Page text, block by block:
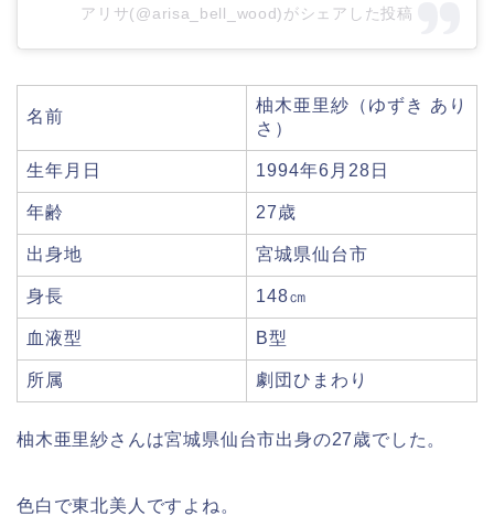
アリサ(@arisa_bell_wood)がシェアした投稿
名前
柚木亜里紗（ゆずき あり
さ）
生年月日 1994年6月28日
年齢 27歳
出身地 宮城県仙台市
身長 148㎝
血液型 B型
所属 劇団ひまわり
柚木亜里紗さんは宮城県仙台市出身の27歳でした。
色白で東北美人ですよね。